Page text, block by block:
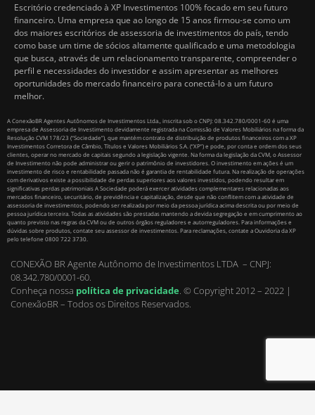
Escritório credenciado à XP Investimentos 100% focado em seu futuro
financeiro. Uma empresa que ao longo de 15 anos firmou-se como um
dos maiores escritórios de assessoria de investimentos do país, tendo
como base um time de sócios altamente qualificado e uma metodologia
que busca, através de um relacionamento transparente, compreender o
perfil e necessidades do investidor e assim apresentar as melhores
oportunidades do mercado financeiro para conectá-lo a um futuro
melhor.
A ConexãoBR Agentes Autônomos de Investimentos Ltda., inscrita sob o CNPJ: 08.342.780/0001-60 é uma
empresa de Assessoria de Investimento devidamente registrada na Comissão de Valores Mobiliários na forma da
Resolução CVM 178/23 (“Sociedade”), que mantém contrato de distribuição de produtos financeiros com a XP
Investimentos Corretora de Câmbio, Títulos e Valores Mobiliários S.A. (“XP”) e pode, por conta e ordem dos seus
clientes, operar no mercado de capitais segundo a legislação vigente. Na forma da legislação da CVM, o Assessor
de Investimento não pode administrar ou gerir o patrimônio de investidores. O investimento em ações é um
investimento de risco e rentabilidade passada não é garantia de rentabilidade futura. Na realização de operações
com derivativos existe a possibilidade de perdas superiores aos valores investidos, podendo resultar em
significativas perdas patrimoniais A Sociedade poderá exercer atividades complementares relacionadas aos
mercados financeiro, securitário, de previdência e capitalização, desde que não conflitem com a atividade de
assessoria de investimentos, podendo ser realizada por meio da pessoa jurídica acima descrita ou por meio de
pessoa jurídica terceira. Todas as atividades são prestadas mantendo a devida segregação e em cumprimento ao
quanto previsto nas regras da CVM ou de outros órgãos reguladores e autorreguladores. Para informações e
dúvidas sobre produtos, contate seu assessor de investimentos. Para reclamações, contate a Ouvidoria da XP
pelo telefone 0800 722 3730.
CONEXÃO BR Agente Autônomo de Investimentos LTDA – CNPJ:
08.342.780/0001-60.
Conheça nossa política de privacidade. © Copyright 2012 – 2022 |
ConexãoBR – Todos os Direitos Reservados.